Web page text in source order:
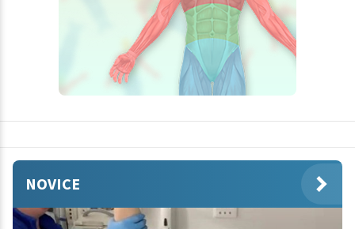
NOVICE